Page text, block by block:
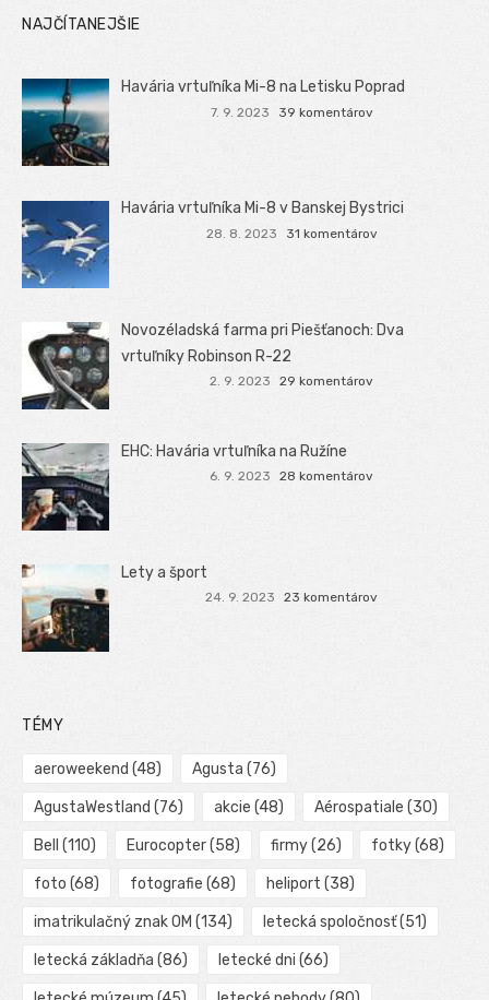
NAJČÍTANEJŠIE
Havária vrtuľníka Mi-8 na Letisku Poprad
7. 9. 2023 39 komentárov
Havária vrtuľníka Mi-8 v Banskej Bystrici
28. 8. 2023 31 komentárov
Novozéladská farma pri Piešťanoch: Dva
vrtuľníky Robinson R-22
2. 9. 2023 29 komentárov
EHC: Havária vrtuľníka na Ružíne
6. 9. 2023 28 komentárov
Lety a šport
24. 9. 2023 23 komentárov
TÉMY
aeroweekend (48) Agusta (76)
AgustaWestland (76) akcie (48) Aérospatiale (30)
Bell (110) Eurocopter(58) firmy(26) fotky(68)
foto (68) fotografie (68) heliport (38)
imatrikulačný znak OM (134) letecká spoločnosť(51)
letecká základňa (86) letecké dni (66)